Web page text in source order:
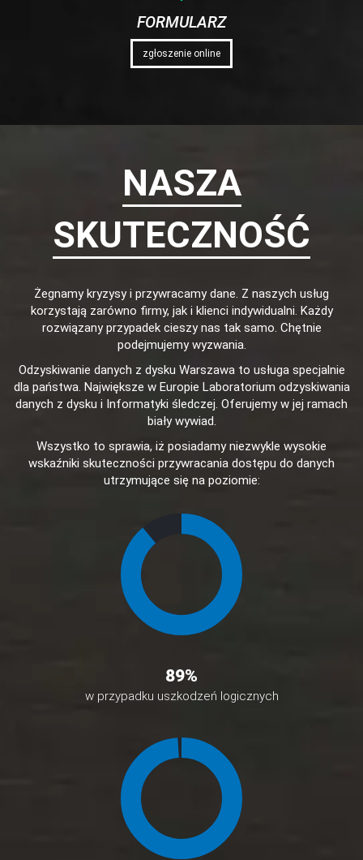
FORMULARZ
zgłoszenie online
NASZA
SKUTECZNOŚĆ
Żegnamy kryzysy i przywracamy dane. Z naszych usług
korzystają zarówno firmy, jak i klienci indywidualni. Każdy
rozwiązany przypadek cieszy nas tak samo. Chętnie
podejmujemy wyzwania.
Odzyskiwanie danych z dysku Warszawa to usługa specjalnie
dla państwa. Największe w Europie Laboratorium odzyskiwania
danych z dysku i Informatyki śledczej. Oferujemy w jej ramach
biały wywiad.
Wszystko to sprawia, iż posiadamy niezwykle wysokie
wskaźniki skuteczności przywracania dostępu do danych
utrzymujące się na poziomie:
89%
w przypadku uszkodzeń logicznych